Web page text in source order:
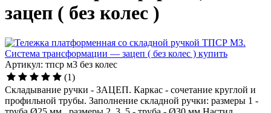
зацеп ( без колес )
Артикул: тпср м3 без колес
(1)
Складывание ручки - ЗАЦЕП. Каркас - сочетание круглой и
профильной трубы. Заполнение складной ручки: размеры 1 -